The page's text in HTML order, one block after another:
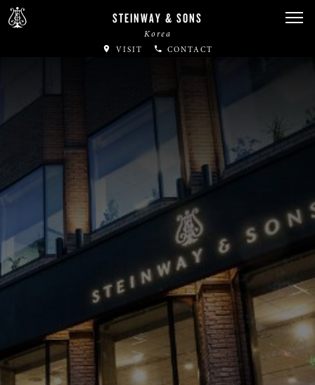
STEINWAY & SONS
Korea
VISIT CONTACT